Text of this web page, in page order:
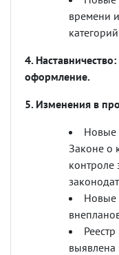
времени
4.
оформление.
5. Изменения в
Новые
Законе о
контроле
Новые
выявлена